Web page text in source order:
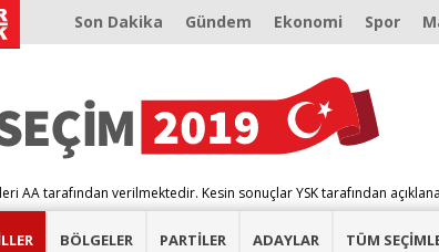
Son Dakika Gündem Ekonomi Spor
AA tarafından verilmektedir. Kesin sonuçlar YSK tarafından
BÖLGELER PARTİLER ADAYLAR TÜM